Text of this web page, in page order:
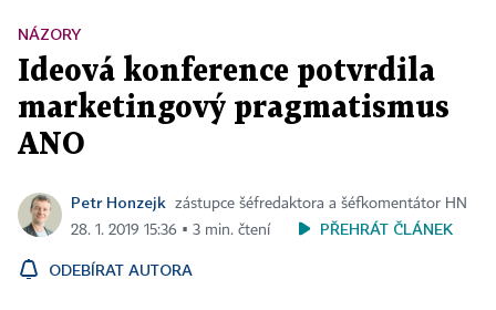
NÁZORY
Ideová konference potvrdila
marketingový pragmatismus
ANO
Petr Honzejk
zástupce šéfredaktora a šéfkomentátor HN
28. 1. 2019 15:36 ▪ 3 min. čtení
PŘEHRÁT ČLÁNEK
ODEBÍRAT AUTORA